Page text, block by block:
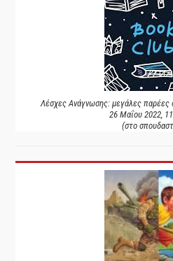
Λέσχες Ανάγνωσης: μεγάλες παρέες
26 Μαΐου 2022,
(στο